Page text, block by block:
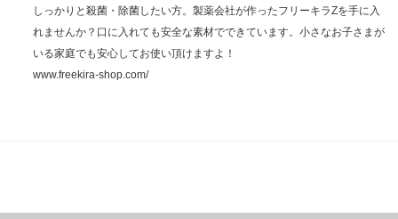
しっかりと殺菌・除菌したい方。製薬会社が作ったフリーキラZを手に入
れませんか？口に入れても安全な素材でできています。小さなお子さまが
いる家庭でも安心してお使い頂けますよ！
www.freekira-shop.com/